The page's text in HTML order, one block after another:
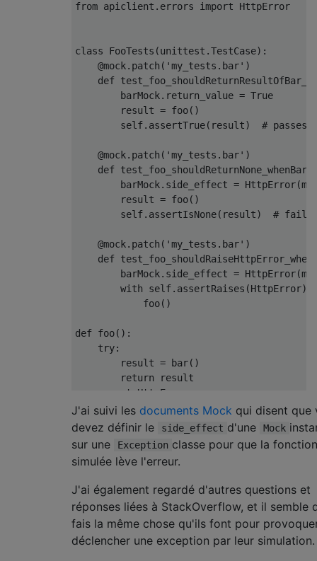
from apiclient . errors import HttpError
class FooTests (unittest .TestCase):
@mock. patch ( 'my_tests.bar' )
def
        barMock
. return_value = True
        result
= foo()
        self
. assertTrue( result) # passes
@mock. patch ( 'my_tests.bar' )
def
        barMock
. side_effect = HttpError(
        result
= foo()
        self
. assertIsNone( result) # fails,
@mock. patch ( 'my_tests.bar' )
def
        barMock
. side_effect = HttpError(
with self. assertRaises (HttpError):
            foo
()
def foo():
try:
        result
= bar()
return result
except
HttpError
if error.resp. status == 404:
print '404 - %s' error .
None
raise
raise
NotImplementedError()
J'ai suivi les documents Mock qui disent que
devez définir le
side_effect d'une Mock
sur une
Exception classe pour que la fonction
simulée lève l'erreur.
J'ai également regardé d'autres questions et
réponses liées à StackOverflow, et il semble
fais la même chose qu'ils font pour
déclencher une exception par leur simulation.